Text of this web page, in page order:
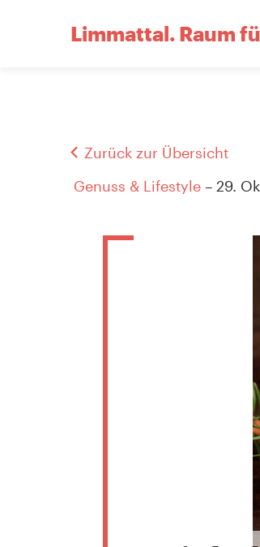
Limmattal. Raum
Zurück zur Übersicht
Genuss & Lifestyle – 29.